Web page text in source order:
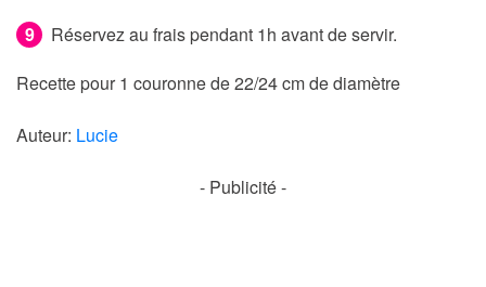
Réservez au frais pendant 1h avant de servir.
Recette pour 1 couronne de 22/24 cm de diamètre
Auteur: Lucie
- Publicité -